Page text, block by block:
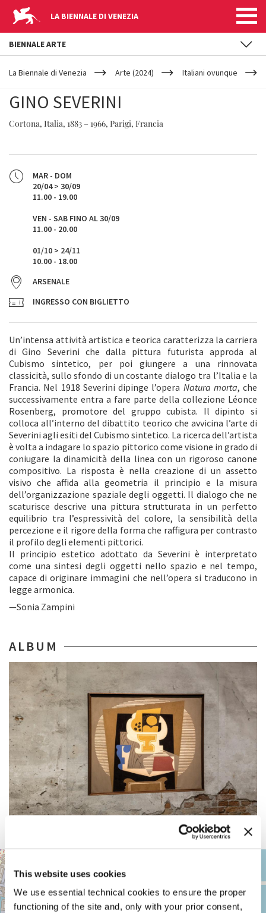
This website uses cookies
We use essential technical cookies to ensure the proper
functioning of the site and, only with your prior consent,
LA BIENNALE DI VENEZIA
YOUR
ARE
La Biennale di Venezia Arte (2024) Italiani ovunque
GINO SEVERINI
Cortona, Italia, 1883 – 1966, Parigi, Francia
MAR - DOM
20/04 > 30/09
11.00 - 19.00
VEN - SAB FINO AL 30/09
11.00 - 20.00
01/10 > 24/11
10.00 - 18.00
ARSENALE
INGRESSO CON BIGLIETTO
Un’intensa attività artistica e teorica caratterizza la carriera
di Gino Severini che dalla pittura futurista approda al
Cubismo sintetico, per poi giungere a una rinnovata
classicità, sullo sfondo di un costante dialogo tra l’Italia e la
Francia. Nel 1918 Severini dipinge l’opera Natura morta, che
successivamente entra a fare parte della collezione Léonce
Rosenberg, promotore del gruppo cubista. Il dipinto si
colloca all’interno del dibattito teorico che avvicina l’arte di
Severini agli esiti del Cubismo sintetico. La ricerca dell’artista
è volta a indagare lo spazio pittorico come visione in grado di
coniugare la dinamicità della linea con un rigoroso canone
compositivo. La risposta è nella creazione di un assetto
visivo che affida alla geometria il principio e la misura
dell’organizzazione spaziale degli oggetti. Il dialogo che ne
scaturisce descrive una pittura strutturata in un perfetto
equilibrio tra l’espressività del colore, la sensibilità della
percezione e il rigore della forma che raffigura per contrasto
il profilo degli elementi pittorici.
Il principio estetico adottato da Severini è interpretato
come una sintesi degli oggetti nello spazio e nel tempo,
capace di originare immagini che nell’opera si traducono in
legge armonica.
—Sonia Zampini
ALBUM
ARSENALE
BIENNALE ARTE